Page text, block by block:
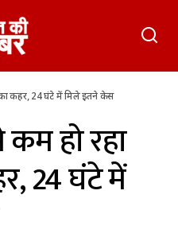
का कहर, 24 घंटे में मिले इतने केस
का कहर, 24 घंटे में मिले इतने केस
हो रहा
24 घंटे में